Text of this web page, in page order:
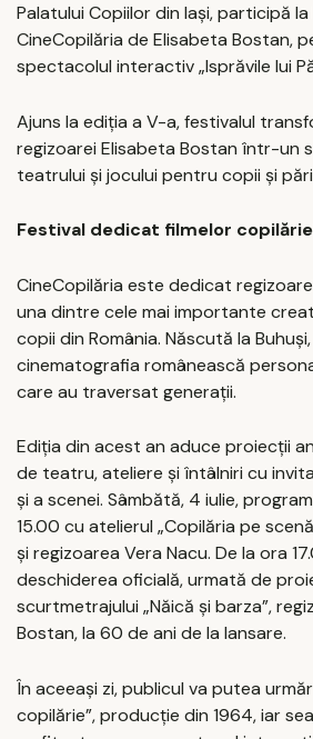
Palatului Copiilor din Iași, participă la
CineCopilăria de Elisabeta Bostan,
spectacolul interactiv „Isprăvile lui
Ajuns la ediția a V-a, festivalul
regizoarei Elisabeta Bostan într-un
teatrului și jocului pentru copii și
Festival dedicat filmelor
CineCopilăria este dedicat
una dintre cele mai importante
copii din România. Născută la
cinematografia românească
care au traversat generații.
Ediția din acest an aduce proiecții
de teatru, ateliere și întâlniri cu
și a scenei. Sâmbătă, 4 iulie,
15.00 cu atelierul „Copilăria pe
și regizoarea Vera Nacu. De la ora
deschiderea oficială, urmată de
scurtmetrajului „Năică și barza”,
Bostan, la 60 de ani de la lansare.
În aceeași zi, publicul va putea
copilărie”, producție din 1964, iar